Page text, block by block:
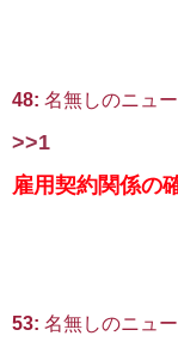
48: 名無しのニュ
>>1
雇用契約関係の
53: 名無しのニュ